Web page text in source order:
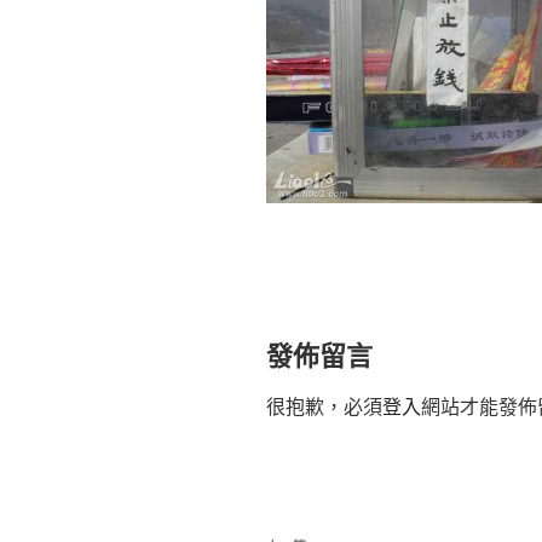
發佈留言
很抱歉，必須登入網站才能發佈